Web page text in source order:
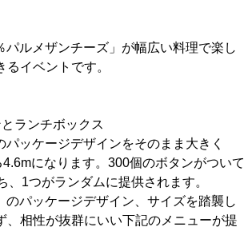
ルメザンチーズ」が幅広い料理で楽し
イベントです。
ランチボックス
ッケージデザインをそのまま大きく
になります。300個のボタンがついて
1つがランダムに提供されます。
パッケージデザイン、サイズを踏襲し
相性が抜群にいい下記のメニューが提